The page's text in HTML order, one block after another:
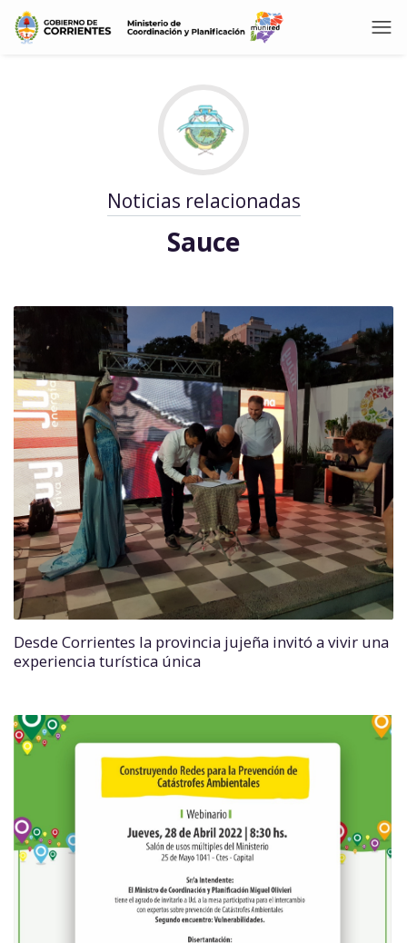
Noticias relacionadas
Sauce
Desde Corrientes la provincia jujeña invitó a vivir una
experiencia turística única